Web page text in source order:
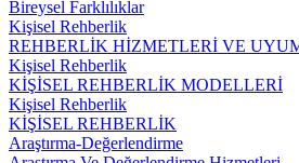
Bireysel Farklılıklar
Kişisel Rehberlik
REHBERLİK HİZMETLERİ VE
Kişisel Rehberlik
KİŞİSEL REHBERLİK MODELLERİ
Kişisel Rehberlik
KİŞİSEL REHBERLİK
Araştırma-Değerlendirme